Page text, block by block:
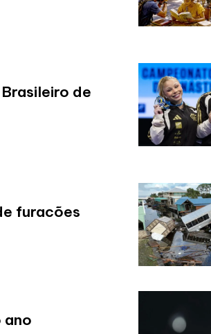
de
furacões
ano